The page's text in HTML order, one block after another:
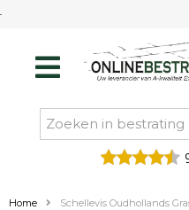
Kleinere
Home Schellevis Oudhollands